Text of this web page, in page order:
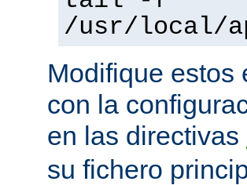
/usr/local/
Modifique estos
con la
en las directivas
su fichero